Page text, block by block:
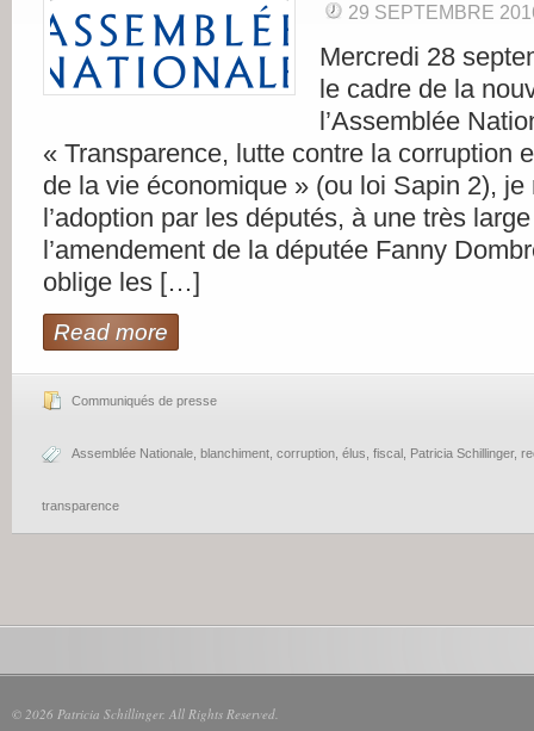
29 SEPTEMBRE
Mercredi 28
le cadre de la
l’Assemblée
« Transparence, lutte contre la corruption
de la vie économique » (ou loi Sapin 2), je
l’adoption par les députés, à une très
l’amendement de la députée Fanny
oblige les […]
Read more
Communiqués de presse
Assemblée Nationale blanchiment corruption élus fiscal Patricia Schillinger,
transparence
© 2026 Patricia Schillinger. All Rights Reserved.